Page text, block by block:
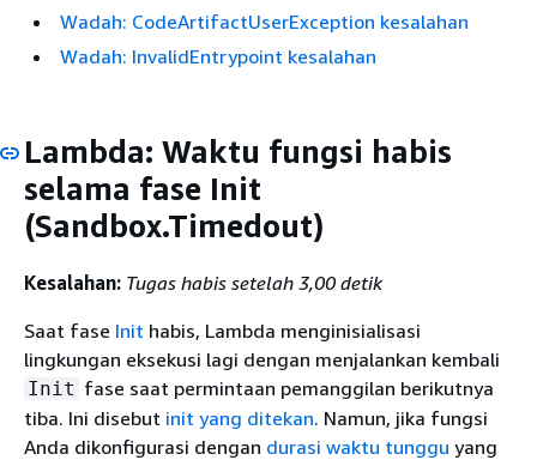
Wadah: CodeArtifactUserException kesalahan
Wadah: InvalidEntrypoint kesalahan
Lambda: Waktu fungsi habis
selama fase Init
(Sandbox.Timedout)
Kesalahan: Tugas habis setelah 3,00 detik
Saat fase Init habis, Lambda menginisialisasi
lingkungan eksekusi lagi dengan menjalankan kembali
Init fase saat permintaan pemanggilan berikutnya
tiba. Ini disebut init yang ditekan. Namun, jika fungsi
Anda dikonfigurasi dengan durasi waktu tunggu yang